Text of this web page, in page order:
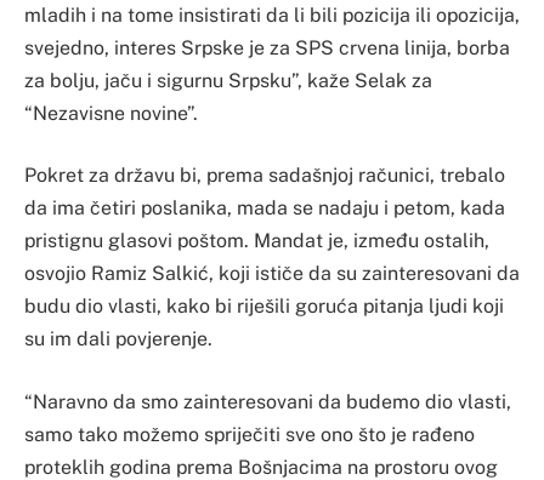
mladih i na tome insistirati da li bili pozicija ili opozicija,
svejedno, interes Srpske je za SPS crvena linija, borba
za bolju, jaču i sigurnu Srpsku”, kaže Selak za
“Nezavisne novine”.
Pokret za državu bi, prema sadašnjoj računici, trebalo
da ima četiri poslanika, mada se nadaju i petom, kada
pristignu glasovi poštom. Mandat je, između ostalih,
osvojio Ramiz Salkić, koji ističe da su zainteresovani da
budu dio vlasti, kako bi riješili goruća pitanja ljudi koji
su im dali povjerenje.
“Naravno da smo zainteresovani da budemo dio vlasti,
samo tako možemo spriječiti sve ono što je rađeno
proteklih godina prema Bošnjacima na prostoru ovog